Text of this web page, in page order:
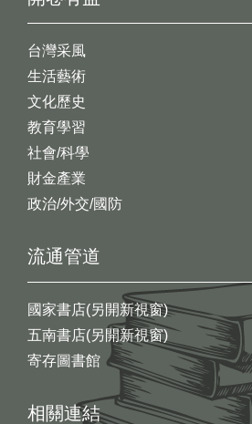
台灣采風
生活藝術
文化歷史
教育學習
社會/科學
財金產業
政治/外交/國防
流通管道
國家書店(另開新視窗)
五南書店(另開新視窗)
寄存圖書館
相關連結